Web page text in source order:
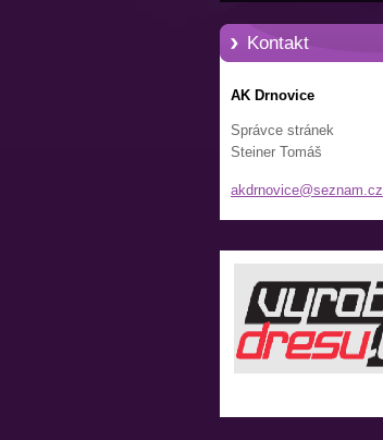
Kontakt
AK Drnovice
Správce stránek
Steiner Tomáš
akdrnovice@seznam.cz